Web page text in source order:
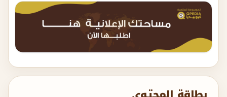
بطاقة المحتوى
القرآن والسنة